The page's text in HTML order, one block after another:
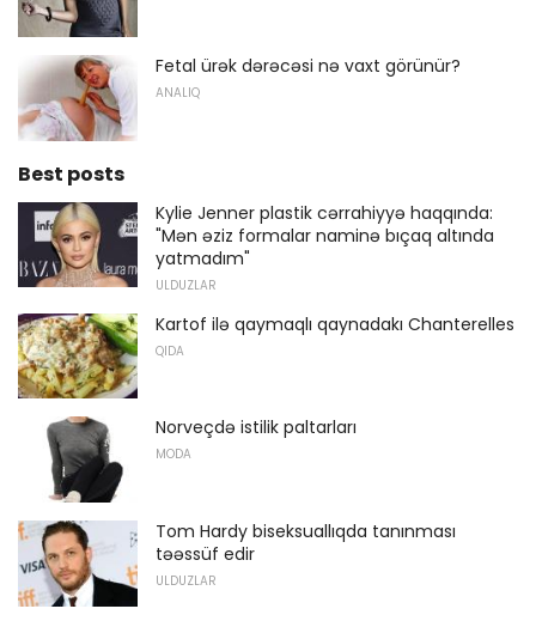
Fetal ürək dərəcəsi nə vaxt görünür?
ANALIQ
Best posts
Kylie Jenner plastik cərrahiyyə haqqında:
"Mən əziz formalar naminə bıçaq altında
yatmadım"
ULDUZLAR
Kartof ilə qaymaqlı qaynadakı Chanterelles
QIDA
Norveçdə istilik paltarları
MODA
Tom Hardy biseksuallıqda tanınması
təəssüf edir
ULDUZLAR